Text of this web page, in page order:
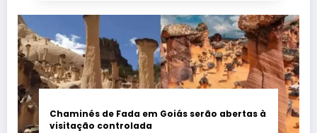
Chaminés de Fada em Goiás serão abertas à
visitação controlada